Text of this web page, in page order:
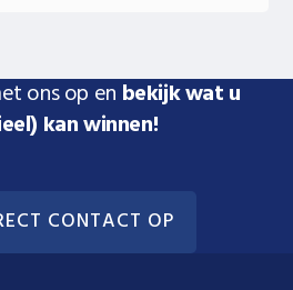
ons op en bekijk wat u
kan winnen!
CONTACT OP